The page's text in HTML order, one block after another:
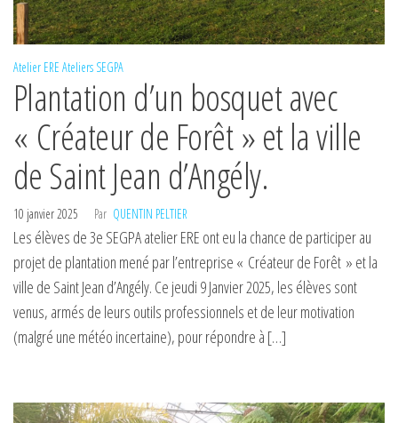
Atelier ERE Ateliers SEGPA
Plantation d’un bosquet avec
« Créateur de Forêt » et la ville
de Saint Jean d’Angély.
10 janvier 2025 Par QUENTIN PELTIER
Les élèves de 3e SEGPA atelier ERE ont eu la chance de participer au
projet de plantation mené par l’entreprise « Créateur de Forêt » et la
ville de Saint Jean d’Angély. Ce jeudi 9 Janvier 2025, les élèves sont
venus, armés de leurs outils professionnels et de leur motivation
(malgré une météo incertaine), pour répondre à […]